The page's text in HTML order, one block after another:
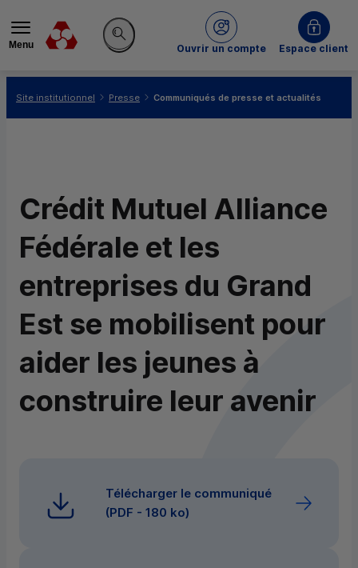
Menu
Rechercher sur le site
Ouvrir un compte
du Crédit MutuelEspace client
Site institutionnel Presse Communiqués de presse et actualités
Crédit Mutuel Alliance
Fédérale et les
entreprises du Grand
Est se mobilisent pour
aider les jeunes à
construire leur avenir
Télécharger le communiqué
(PDF - 180 ko)